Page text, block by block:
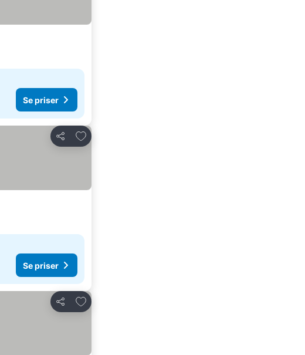
Se priser
Dela
Lägg till i Mina Favoriter
Se priser
Dela
Lägg till i Mina Favoriter